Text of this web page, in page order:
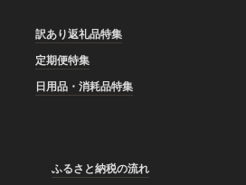
訳あり返礼品特集
定期便特集
日用品・消耗品特集
ふるさと納税の流れ